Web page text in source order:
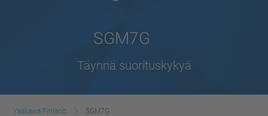
SGM7G
Täynnä suorituskykyä
Yaskawa Finland SGM7G